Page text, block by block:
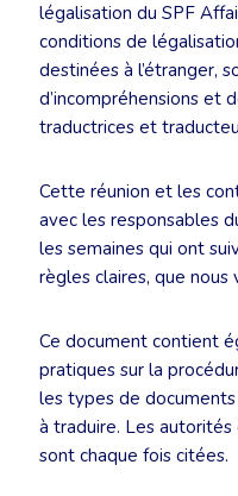
légalisation du SPF
conditions de
destinées à l’étranger,
d’incompréhensions et
traductrices et
Cette réunion et les
avec les responsables
les semaines qui ont
règles claires, que nous
Ce document contient
pratiques sur la
les types de
à traduire. Les
sont chaque fois citées.